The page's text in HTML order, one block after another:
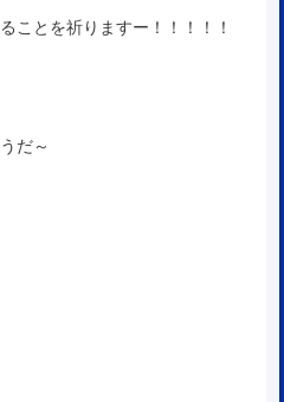
ことを祈りますー！！！！！
だ～